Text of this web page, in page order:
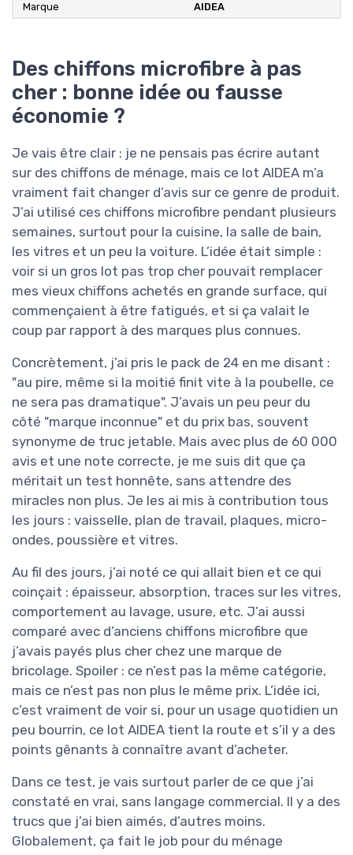
Marque AIDEA
Des chiffons microfibre à pas
cher : bonne idée ou fausse
économie ?
Je vais être clair : je ne pensais pas écrire autant
sur des chiffons de ménage, mais ce lot AIDEA m’a
vraiment fait changer d’avis sur ce genre de produit.
J’ai utilisé ces chiffons microfibre pendant plusieurs
semaines, surtout pour la cuisine, la salle de bain,
les vitres et un peu la voiture. L’idée était simple :
voir si un gros lot pas trop cher pouvait remplacer
mes vieux chiffons achetés en grande surface, qui
commençaient à être fatigués, et si ça valait le
coup par rapport à des marques plus connues.
Concrètement, j’ai pris le pack de 24 en me disant :
"au pire, même si la moitié finit vite à la poubelle, ce
ne sera pas dramatique". J’avais un peu peur du
côté "marque inconnue" et du prix bas, souvent
synonyme de truc jetable. Mais avec plus de 60 000
avis et une note correcte, je me suis dit que ça
méritait un test honnête, sans attendre des
miracles non plus. Je les ai mis à contribution tous
les jours : vaisselle, plan de travail, plaques, micro-
ondes, poussière et vitres.
Au fil des jours, j’ai noté ce qui allait bien et ce qui
coinçait : épaisseur, absorption, traces sur les vitres,
comportement au lavage, usure, etc. J’ai aussi
comparé avec d’anciens chiffons microfibre que
j’avais payés plus cher chez une marque de
bricolage. Spoiler : ce n’est pas la même catégorie,
mais ce n’est pas non plus le même prix. L’idée ici,
c’est vraiment de voir si, pour un usage quotidien un
peu bourrin, ce lot AIDEA tient la route et s’il y a des
points gênants à connaître avant d’acheter.
Dans ce test, je vais surtout parler de ce que j’ai
constaté en vrai, sans langage commercial. Il y a des
trucs que j’ai bien aimés, d’autres moins.
Globalement, ça fait le job pour du ménage